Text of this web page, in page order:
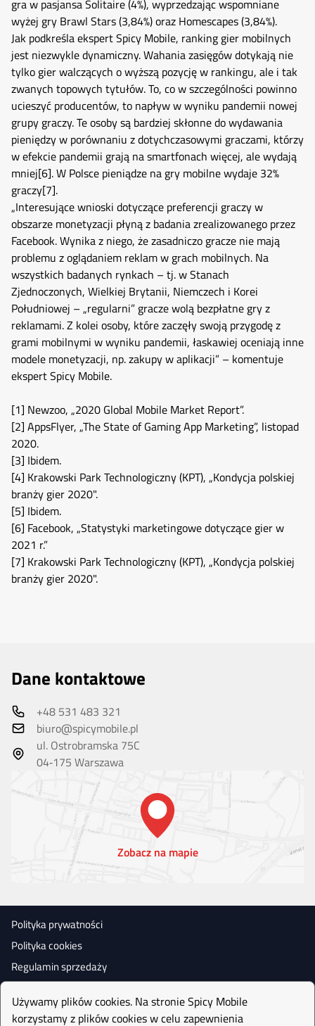
gra w pasjansa Solitaire (4%), wyprzedzając wspomniane
wyżej gry Brawl Stars (3,84%) oraz Homescapes (3,84%).
Jak podkreśla ekspert Spicy Mobile, ranking gier mobilnych
jest niezwykle dynamiczny. Wahania zasięgów dotykają nie
tylko gier walczących o wyższą pozycję w rankingu, ale i tak
zwanych topowych tytułów. To, co w szczególności powinno
ucieszyć producentów, to napływ w wyniku pandemii nowej
grupy graczy. Te osoby są bardziej skłonne do wydawania
pieniędzy w porównaniu z dotychczasowymi graczami, którzy
w efekcie pandemii grają na smartfonach więcej, ale wydają
mniej[6]. W Polsce pieniądze na gry mobilne wydaje 32%
graczy[7].
„Interesujące wnioski dotyczące preferencji graczy w
obszarze monetyzacji płyną z badania zrealizowanego przez
Facebook. Wynika z niego, że zasadniczo gracze nie mają
problemu z oglądaniem reklam w grach mobilnych. Na
wszystkich badanych rynkach – tj. w Stanach
Zjednoczonych, Wielkiej Brytanii, Niemczech i Korei
Południowej – „regularni” gracze wolą bezpłatne gry z
reklamami. Z kolei osoby, które zaczęły swoją przygodę z
grami mobilnymi w wyniku pandemii, łaskawiej oceniają inne
modele monetyzacji, np. zakupy w aplikacji” – komentuje
ekspert Spicy Mobile.
[1] Newzoo, „2020 Global Mobile Market Report”.
[2] AppsFlyer, „The State of Gaming App Marketing”, listopad
2020.
[3] Ibidem.
[4] Krakowski Park Technologiczny (KPT), „Kondycja polskiej
branży gier 2020".
[5] Ibidem.
[6] Facebook, „Statystyki marketingowe dotyczące gier w
2021 r.”
[7] Krakowski Park Technologiczny (KPT), „Kondycja polskiej
branży gier 2020".
Dane kontaktowe
+48 531 483 321
biuro@spicymobile.pl
ul. Ostrobramska 75C
04‑175 Warszawa
Zobacz na mapie
Polityka prywatności
Polityka cookies
Regulamin sprzedaży
Używamy plików cookies. Na stronie Spicy Mobile
korzystamy z plików cookies w celu zapewnienia